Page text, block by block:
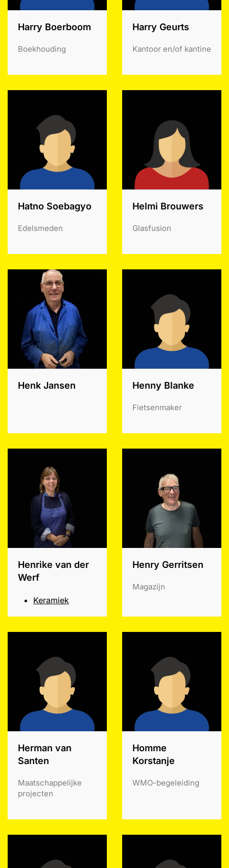
Harry Boerboom
Boekhouding
Harry Geurts
Kantoor en/of kantine
Hatno Soebagyo
Edelsmeden
Helmi Brouwers
Glasfusion
Henk Jansen Henny Blanke
Fietsenmaker
Henrike van der
Werf
Keramiek
Henry Gerritsen
Magazijn
Herman van
Santen
Maatschappelijke
projecten
Homme
Korstanje
WMO-begeleiding